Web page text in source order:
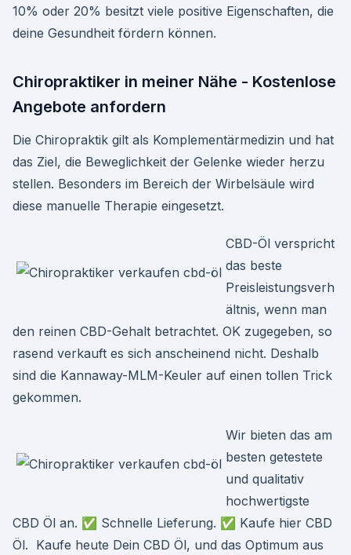
10% oder 20% besitzt viele positive Eigenschaften, die
deine Gesundheit fördern können.
Chiropraktiker in meiner Nähe - Kostenlose
Angebote anfordern
Die Chiropraktik gilt als Komplementärmedizin und hat
das Ziel, die Beweglichkeit der Gelenke wieder herzu
stellen. Besonders im Bereich der Wirbelsäule wird
diese manuelle Therapie eingesetzt.
CBD-Öl verspricht
das beste
Preisleistungsverh
ältnis, wenn man
den reinen CBD-Gehalt betrachtet. OK zugegeben, so
rasend verkauft es sich anscheinend nicht. Deshalb
sind die Kannaway-MLM-Keuler auf einen tollen Trick
gekommen.
Wir bieten das am
besten getestete
und qualitativ
hochwertigste
CBD Öl an. ✅ Schnelle Lieferung. ✅ Kaufe hier CBD
Öl. Kaufe heute Dein CBD Öl, und das Optimum aus